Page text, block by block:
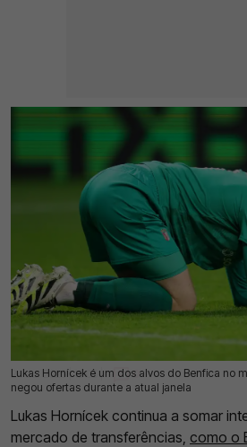
Lukas Hornícek é um dos alvos do Benfica no
negou ofertas durante a atual janela
24 Jul 2026 | 18:05 | 0
Lukas Hornícek continua a somar
mercado de transferências, como o